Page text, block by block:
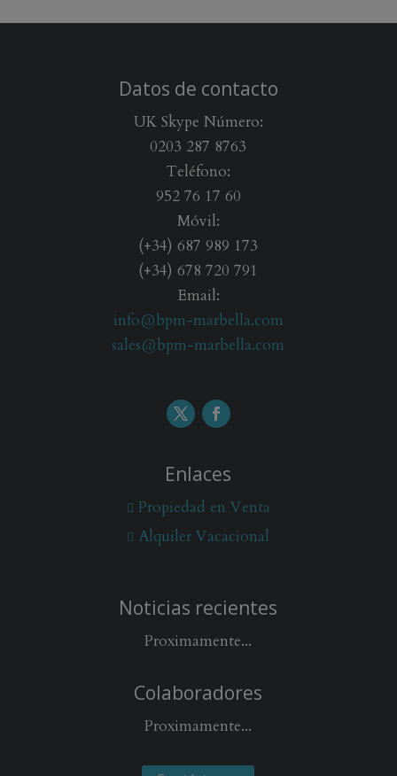
Datos de contacto
UK Skype Número:
0203 287 8763
Teléfono:
952 76 17 60
Móvil:
(+34) 687 989 173
(+34) 678 720 791
Email:
info@bpm-marbella.com
sales@bpm-marbella.com
Enlaces
Propiedad en Venta
Alquiler Vacacional
Noticias recientes
Proximamente...
Colaboradores
Proximamente...